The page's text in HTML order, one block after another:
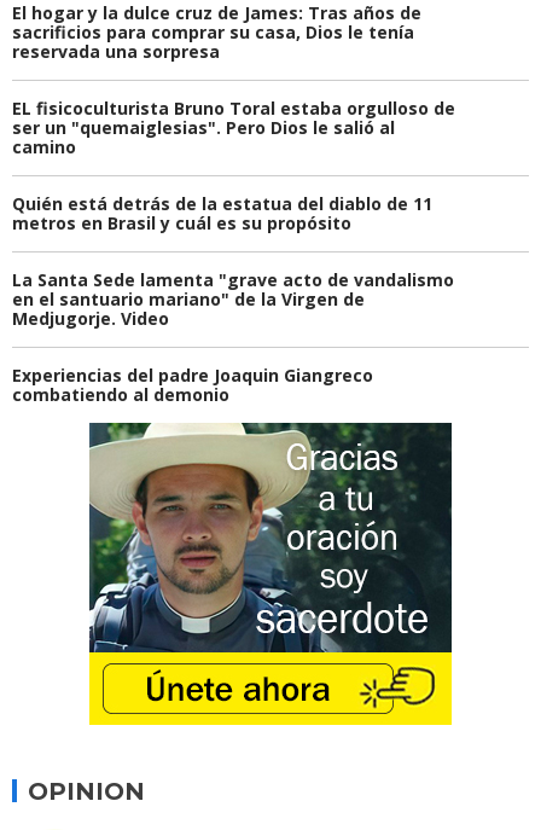
El hogar y la dulce cruz de James: Tras años de
sacrificios para comprar su casa, Dios le tenía
reservada una sorpresa
EL fisicoculturista Bruno Toral estaba orgulloso de
ser un "quemaiglesias". Pero Dios le salió al
camino
Quién está detrás de la estatua del diablo de 11
metros en Brasil y cuál es su propósito
La Santa Sede lamenta "grave acto de vandalismo
en el santuario mariano" de la Virgen de
Medjugorje. Video
Experiencias del padre Joaquin Giangreco
combatiendo al demonio
OPINION